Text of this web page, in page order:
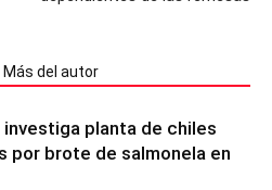
Más del autor
planta de chiles
por brote de salmonela en